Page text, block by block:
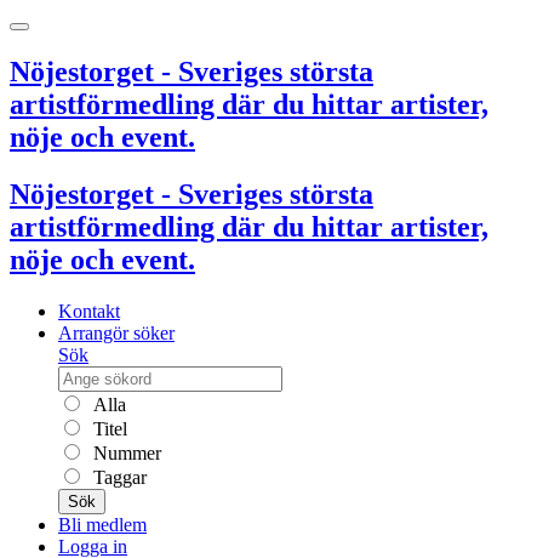
Nöjestorget - Sveriges största
artistförmedling där du hittar artister,
nöje och event.
Nöjestorget - Sveriges största
artistförmedling där du hittar artister,
nöje och event.
Kontakt
Arrangör söker
Sök
Alla
Titel
Nummer
Taggar
Sök
Bli medlem
Logga in